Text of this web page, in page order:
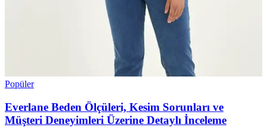
Popüler
Everlane Beden Ölçüleri, Kesim Sorunları ve
Müşteri Deneyimleri Üzerine Detaylı İnceleme